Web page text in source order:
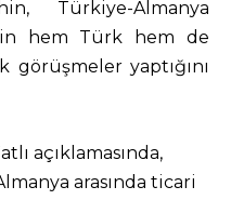
Türkiye-Almanya
hem Türk hem de
görüşmeler yaptığını
açıklamasında,
arasında ticari